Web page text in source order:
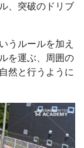
、突破のドリブ
うルールを加え
を運ぶ、周囲の
然と行うように